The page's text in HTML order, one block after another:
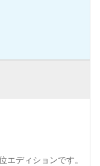
エディションです。